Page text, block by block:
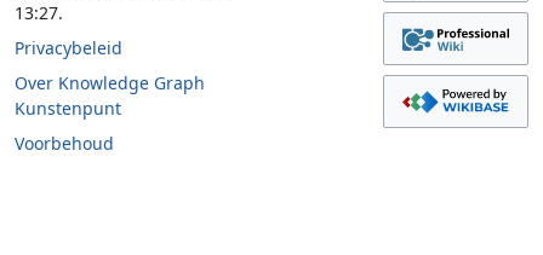
13:27.
Privacybeleid
Over Knowledge Graph
Kunstenpunt
Voorbehoud